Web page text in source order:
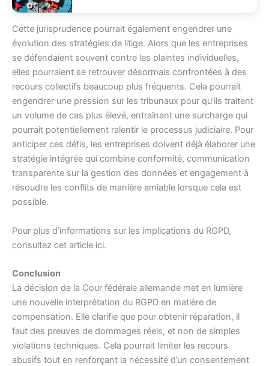
Cette jurisprudence pourrait également engendrer une
évolution des stratégies de litige. Alors que les entreprises
se défendaient souvent contre les plaintes individuelles,
elles pourraient se retrouver désormais confrontées à des
recours collectifs beaucoup plus fréquents. Cela pourrait
engendrer une pression sur les tribunaux pour qu’ils traitent
un volume de cas plus élevé, entraînant une surcharge qui
pourrait potentiellement ralentir le processus judiciaire. Pour
anticiper ces défis, les entreprises doivent déjà élaborer une
stratégie intégrée qui combine conformité, communication
transparente sur la gestion des données et engagement à
résoudre les conflits de manière amiable lorsque cela est
possible.
Pour plus d’informations sur les implications du RGPD,
consultez cet article ici.
Conclusion
La décision de la Cour fédérale allemande met en lumière
une nouvelle interprétation du RGPD en matière de
compensation. Elle clarifie que pour obtenir réparation, il
faut des preuves de dommages réels, et non de simples
violations techniques. Cela pourrait limiter les recours
abusifs tout en renforçant la nécessité d’un consentement